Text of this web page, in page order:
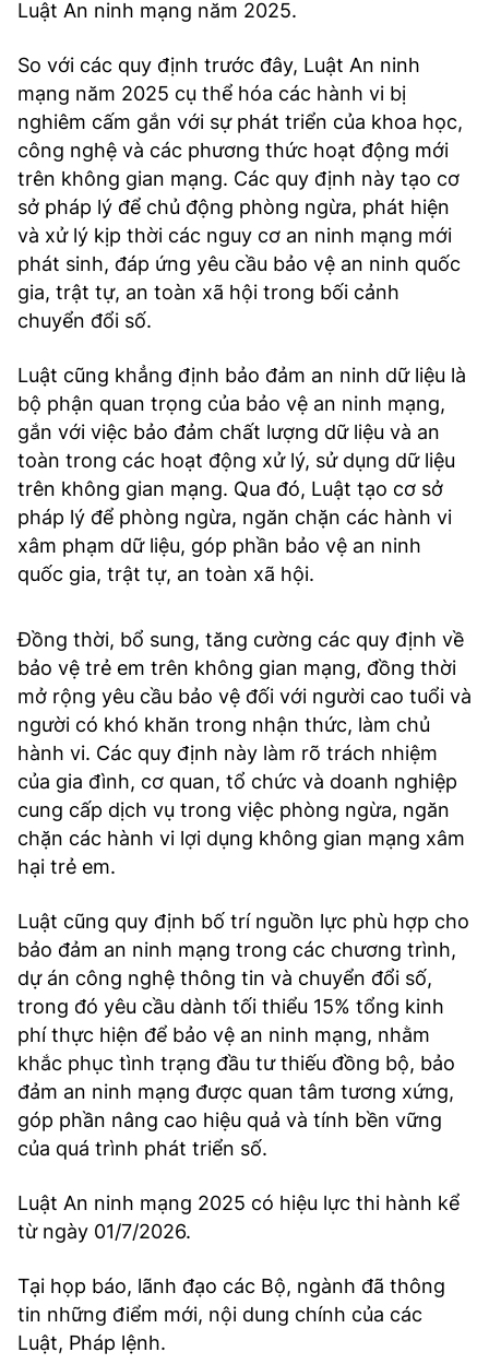
Luật An ninh mạng năm 2025.
So với các quy định trước đây, Luật An ninh
mạng năm 2025 cụ thể hóa các hành vi bị
nghiêm cấm gắn với sự phát triển của khoa học,
công nghệ và các phương thức hoạt động mới
trên không gian mạng. Các quy định này tạo cơ
sở pháp lý để chủ động phòng ngừa, phát hiện
và xử lý kịp thời các nguy cơ an ninh mạng mới
phát sinh, đáp ứng yêu cầu bảo vệ an ninh quốc
gia, trật tự, an toàn xã hội trong bối cảnh
chuyển đổi số.
Luật cũng khẳng định bảo đảm an ninh dữ liệu là
bộ phận quan trọng của bảo vệ an ninh mạng,
gắn với việc bảo đảm chất lượng dữ liệu và an
toàn trong các hoạt động xử lý, sử dụng dữ liệu
trên không gian mạng. Qua đó, Luật tạo cơ sở
pháp lý để phòng ngừa, ngăn chặn các hành vi
xâm phạm dữ liệu, góp phần bảo vệ an ninh
quốc gia, trật tự, an toàn xã hội.
Đồng thời, bổ sung, tăng cường các quy định về
bảo vệ trẻ em trên không gian mạng, đồng thời
mở rộng yêu cầu bảo vệ đối với người cao tuổi và
người có khó khăn trong nhận thức, làm chủ
hành vi. Các quy định này làm rõ trách nhiệm
của gia đình, cơ quan, tổ chức và doanh nghiệp
cung cấp dịch vụ trong việc phòng ngừa, ngăn
chặn các hành vi lợi dụng không gian mạng xâm
hại trẻ em.
Luật cũng quy định bố trí nguồn lực phù hợp cho
bảo đảm an ninh mạng trong các chương trình,
dự án công nghệ thông tin và chuyển đổi số,
trong đó yêu cầu dành tối thiểu 15% tổng kinh
phí thực hiện để bảo vệ an ninh mạng, nhằm
khắc phục tình trạng đầu tư thiếu đồng bộ, bảo
đảm an ninh mạng được quan tâm tương xứng,
góp phần nâng cao hiệu quả và tính bền vững
của quá trình phát triển số.
Luật An ninh mạng 2025 có hiệu lực thi hành kể
từ ngày 01/7/2026.
Tại họp báo, lãnh đạo các Bộ, ngành đã thông
tin những điểm mới, nội dung chính của các
Luật, Pháp lệnh.